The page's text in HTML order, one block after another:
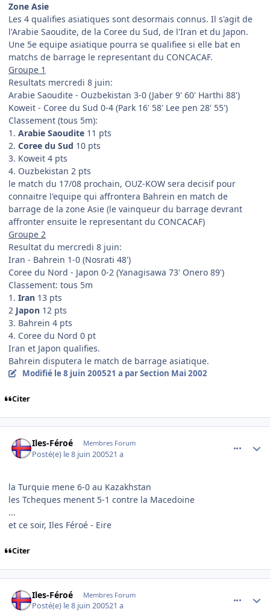
Zone Asie
Les 4 qualifies asiatiques sont desormais connus. Il s'agit de
l'Arabie Saoudite, de la Coree du Sud, de l'Iran et du Japon.
Une 5e equipe asiatique pourra se qualifiee si elle bat en
matchs de barrage le representant du CONCACAF.
Groupe 1
Resultats mercredi 8 juin:
Arabie Saoudite - Ouzbekistan 3-0 (Jaber 9' 60' Harthi 88')
Koweit - Coree du Sud 0-4 (Park 16' 58' Lee pen 28' 55')
Classement (tous 5m):
1. Arabie Saoudite 11 pts
2. Coree du Sud 10 pts
3. Koweit 4 pts
4. Ouzbekistan 2 pts
le match du 17/08 prochain, OUZ-KOW sera decisif pour
connaitre l'equipe qui affrontera Bahrein en match de
barrage de la zone Asie (le vainqueur du barrage devrant
affronter ensuite le representant du CONCACAF)
Groupe 2
Resultat du mercredi 8 juin:
Iran - Bahrein 1-0 (Nosrati 48')
Coree du Nord - Japon 0-2 (Yanagisawa 73' Onero 89')
Classement: tous 5m
1. Iran 13 pts
2 Japon 12 pts
3. Bahrein 4 pts
4. Coree du Nord 0 pt
Iran et Japon qualifies.
Bahrein disputera le match de barrage asiatique.
Modifié le 8 juin 200521 a par Section Mai 2002
Citer
Iles-Féroé Membres Forum
Posté(e) le 8 juin 200521 a
la Turquie mene 6-0 au Kazakhstan
les Tcheques menent 5-1 contre la Macedoine
...
et ce soir, Iles Féroé - Eire
Citer
Iles-Féroé Membres Forum
Posté(e) le 8 juin 200521 a